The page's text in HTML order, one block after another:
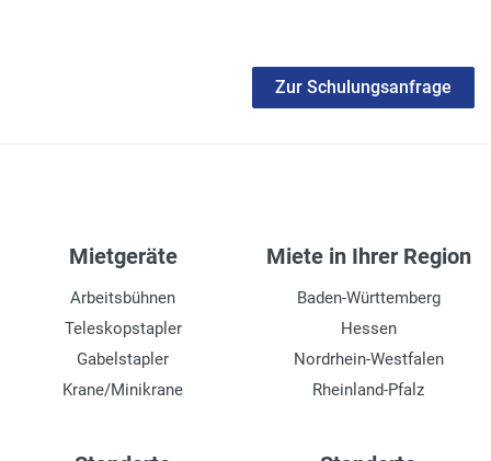
Zur Schulungsanfrage
Mietgeräte
Arbeitsbühnen
Teleskopstapler
Gabelstapler
Krane/Minikrane
Miete in Ihrer Region
Baden-Württemberg
Hessen
Nordrhein-Westfalen
Rheinland-Pfalz